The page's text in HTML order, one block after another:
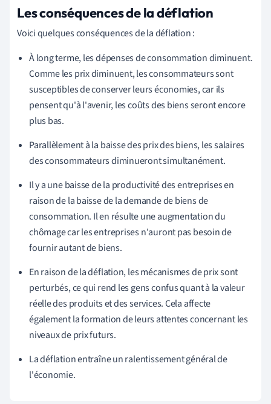
Les conséquences de la déflation
Voici quelques conséquences de la déflation :
À long terme, les dépenses de consommation diminuent.
Comme les prix diminuent, les consommateurs sont
susceptibles de conserver leurs économies, car ils
pensent qu'à l'avenir, les coûts des biens seront encore
plus bas.
Parallèlement à la baisse des prix des biens, les salaires
des consommateurs diminueront simultanément.
Il y a une baisse de la productivité des entreprises en
raison de la baisse de la demande de biens de
consommation. Il en résulte une augmentation du
chômage car les entreprises n'auront pas besoin de
fournir autant de biens.
En raison de la déflation, les mécanismes de prix sont
perturbés, ce qui rend les gens confus quant à la valeur
réelle des produits et des services. Cela affecte
également la formation de leurs attentes concernant les
niveaux de prix futurs.
La déflation entraîne un ralentissement général de
l'économie.